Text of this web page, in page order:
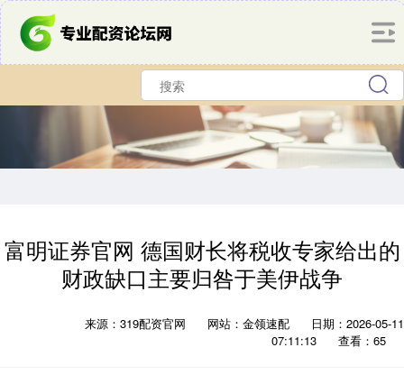
富明证券官网 德国财长将税收专家给出的
财政缺口主要归咎于美伊战争
来源：319配资官网 网站：金领速配
日期：2026-05-11
07:11:13
查看：65